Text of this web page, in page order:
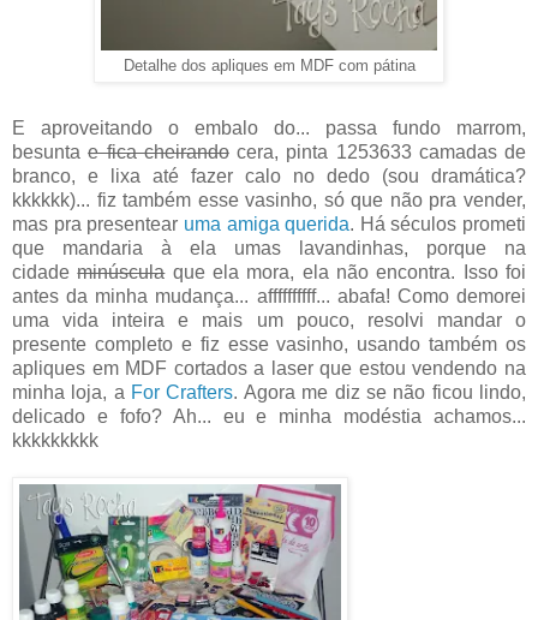
Detalhe dos apliques em MDF com pátina
E aproveitando o embalo do... passa fundo marrom,
besuntae fica cheirandocera, pinta 1253633 camadas de
branco, e lixa até fazer calo no dedo (sou dramática?
kkkkkk)... fiz também esse vasinho, só que não pra vender,
mas pra presentear uma amiga querida. Há séculos prometi
que mandaria à ela umas lavandinhas, porque na
cidademinúsculaque ela mora, ela não encontra. Isso foi
antes da minha mudança... affffffffff... abafa! Como demorei
uma vida inteira e mais um pouco, resolvi mandar o
presente completo e fiz esse vasinho, usando também os
apliques em MDF cortados a laser que estou vendendo na
minha loja, a For Crafters. Agora me diz se não ficou lindo,
delicado e fofo? Ah... eu e minha modéstia achamos...
kkkkkkkkk